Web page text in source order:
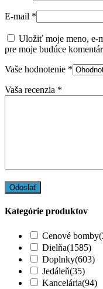
E-mail *
Uložiť moje meno, e-
pre moje budúce
Vaše hodnotenie *
Vaša recenzia *
Kategórie produktov
Cenové bomby
Dielňa(1585)
Doplnky(603)
Jedáleň(35)
Kancelária(94)